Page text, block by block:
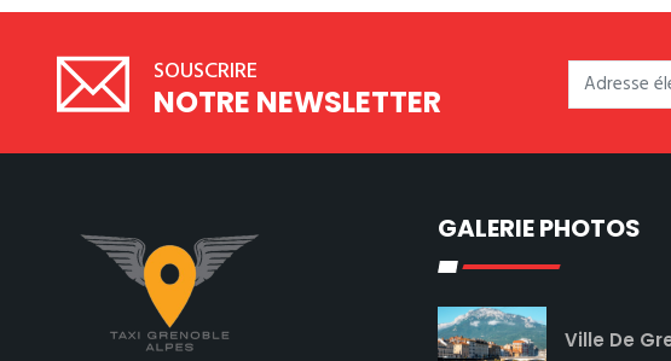
SOUSCRIRE
NOTRE NEWSLETTER
GALERIE PHOTOS
Ville De